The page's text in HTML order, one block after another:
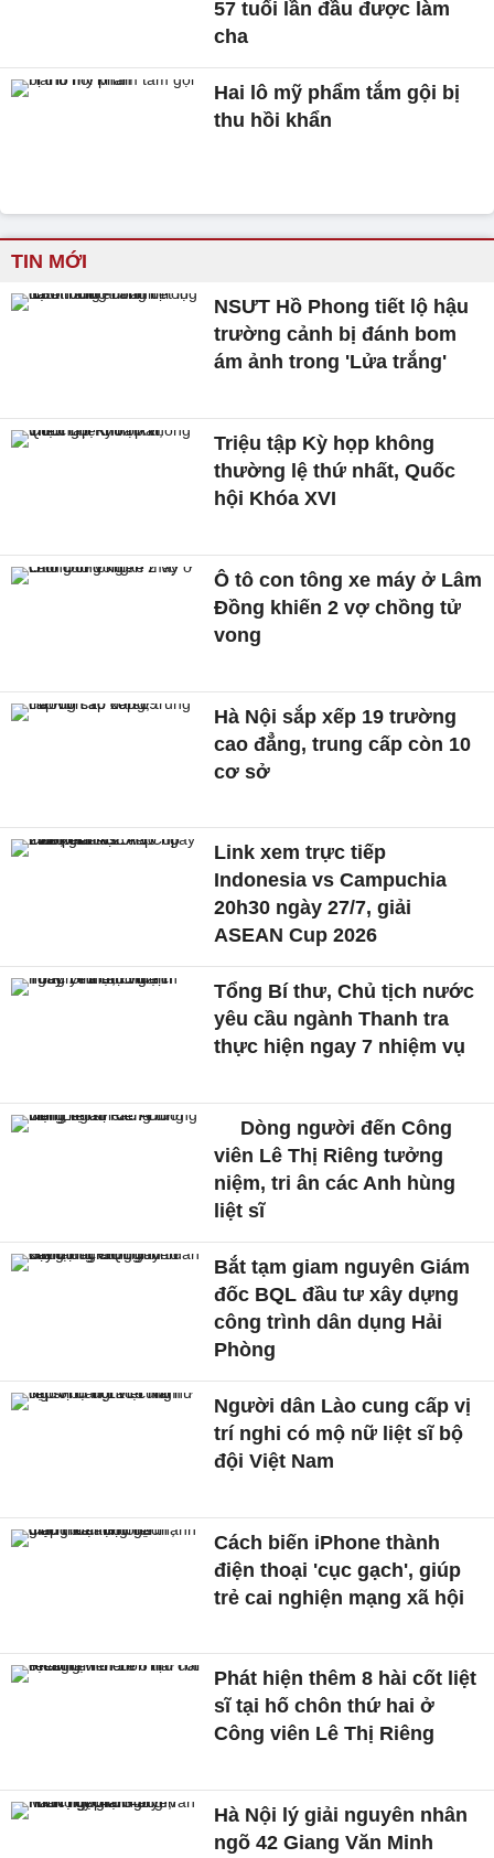
57 tuổi lần đầu được làm
cha
Hai lô mỹ phẩm tắm gội bị
thu hồi khẩn
TIN MỚI
NSƯT Hồ Phong tiết lộ hậu
trường cảnh bị đánh bom
ám ảnh trong 'Lửa trắng'
Triệu tập Kỳ họp không
thường lệ thứ nhất, Quốc
hội Khóa XVI
Ô tô con tông xe máy ở Lâm
Đồng khiến 2 vợ chồng tử
vong
Hà Nội sắp xếp 19 trường
cao đẳng, trung cấp còn 10
cơ sở
Link xem trực tiếp
Indonesia vs Campuchia
20h30 ngày 27/7, giải
ASEAN Cup 2026
Tổng Bí thư, Chủ tịch nước
yêu cầu ngành Thanh tra
thực hiện ngay 7 nhiệm vụ
Dòng người đến Công
viên Lê Thị Riêng tưởng
niệm, tri ân các Anh hùng
liệt sĩ
Bắt tạm giam nguyên Giám
đốc BQL đầu tư xây dựng
công trình dân dụng Hải
Phòng
Người dân Lào cung cấp vị
trí nghi có mộ nữ liệt sĩ bộ
đội Việt Nam
Cách biến iPhone thành
điện thoại 'cục gạch', giúp
trẻ cai nghiện mạng xã hội
Phát hiện thêm 8 hài cốt liệt
sĩ tại hố chôn thứ hai ở
Công viên Lê Thị Riêng
Hà Nội lý giải nguyên nhân
ngõ 42 Giang Văn Minh